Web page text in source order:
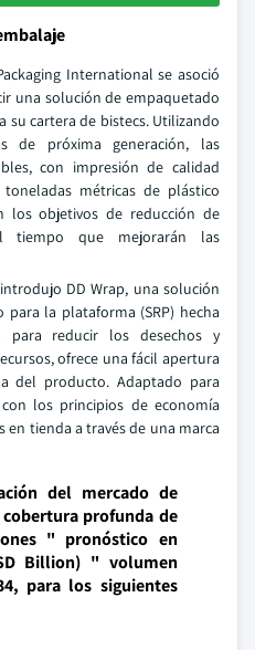
International se asoció
una solución de empaquetado
cartera de bistecs. Utilizando
de próxima generación, las
con impresión de calidad
métricas de plástico
los objetivos de reducción de
tiempo que mejorarán las
DD Wrap, una solución
la plataforma (SRP) hecha
para reducir los desechos y
ofrece una fácil apertura
del producto. Adaptado para
los principios de economía
en tienda a través de una marca
del mercado de
profunda de
" pronóstico en
Billion) " volumen
para los siguientes